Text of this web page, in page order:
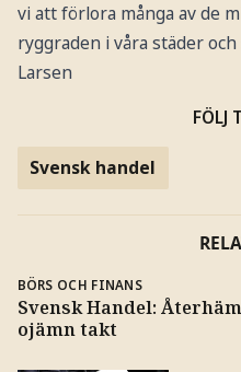
vi att förlora många av de
ryggraden i våra städer
Larsen
FÖLJ
Svensk handel
BÖRS OCH FINANS
Svensk Handel:
ojämn takt